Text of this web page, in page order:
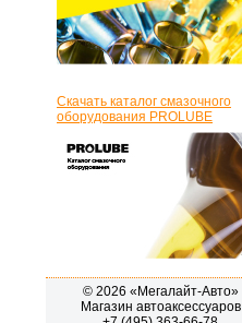
Скачать каталог смазочного
оборудования PROLUBE
© 2026 «Мегалайт-Авто»
Магазин автоаксессуаров